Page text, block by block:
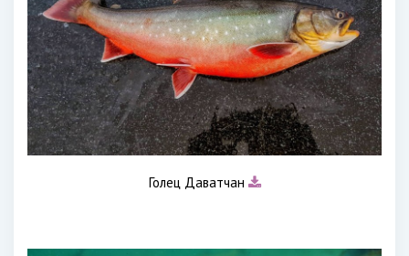
Голец Даватчан